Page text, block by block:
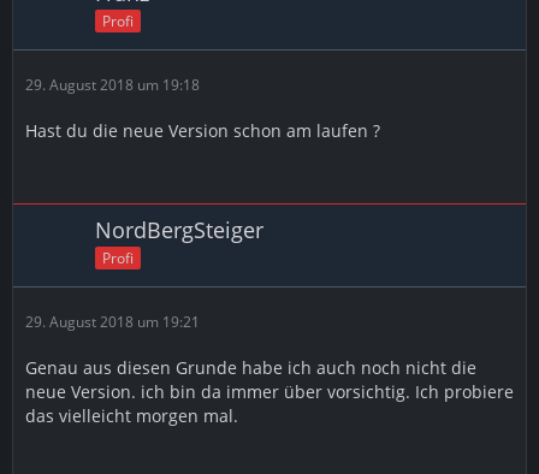
Profi
29. August 2018 um 19:18
Hast du die neue Version schon am laufen ?
NordBergSteiger
Profi
29. August 2018 um 19:21
Genau aus diesen Grunde habe ich auch noch nicht die
neue Version. ich bin da immer über vorsichtig. Ich probiere
das vielleicht morgen mal.